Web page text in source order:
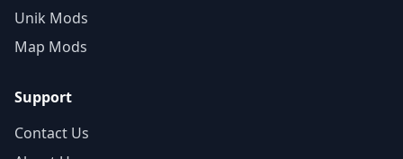
Unik Mods
Map Mods
Support
Contact Us